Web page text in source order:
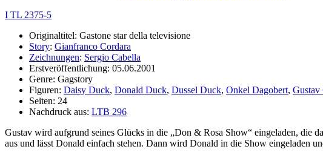
I TL 2375-5
Originaltitel: Gastone star della televisione
Story: Gianfranco Cordara
Zeichnungen: Sergio Cabella
Erstveröffentlichung: 05.06.2001
Genre: Gagstory
Figuren: Daisy Duck, Donald Duck, Dussel Duck, Onkel Dagobert, Gustav
Seiten: 24
Nachdruck aus: LTB 296
Gustav wird aufgrund seines Glücks in die „Don & Rosa Show“ eingeladen,
aus und lässt Donald einfach stehen. Dann wird Donald in die Show eingeladen